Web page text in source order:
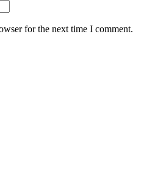
for the next time I comment.